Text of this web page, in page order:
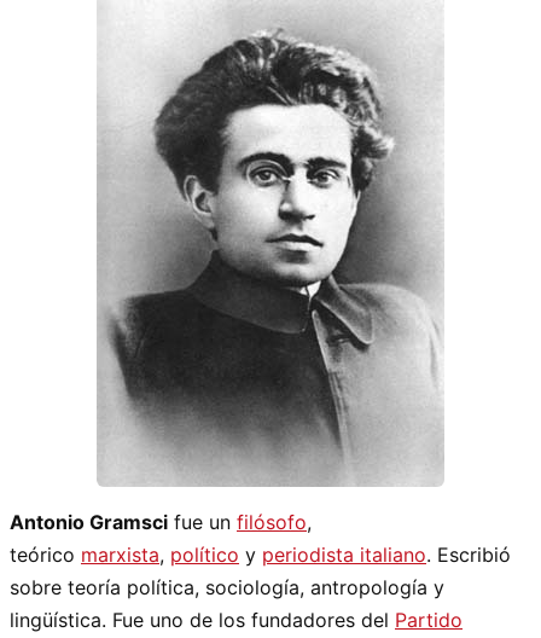
Antonio Gramsci fue un filósofo,
teórico marxista, político y periodista italiano. Escribió
sobre teoría política, sociología, antropología y
lingüística. Fue uno de los fundadores del Partido